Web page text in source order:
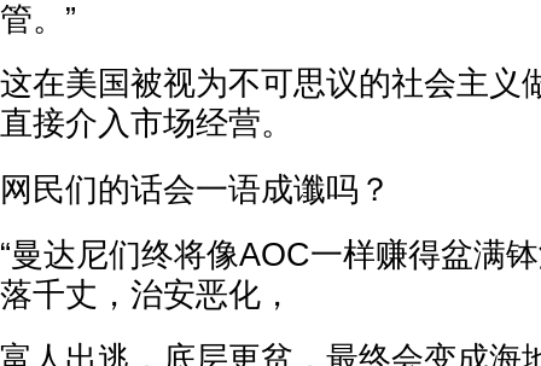
管。”
这在美国被视为不可思议的社会主义
直接介入市场经营。
网民们的话会一语成谶吗？
“曼达尼们终将像AOC一样赚得盆满
落千丈，治安恶化，
富人出逃，底层更贫，最终会变成海